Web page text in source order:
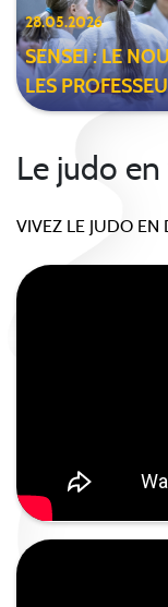
Le judo en
VIVEZ LE JUDO EN
28.05.2026
SENSEI : LE
LES